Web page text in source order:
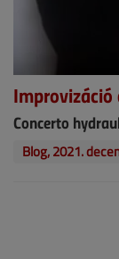
Improvizáció
Concerto
Blog, 2021.